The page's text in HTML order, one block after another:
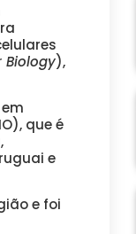
Biology),
que é
e
e foi